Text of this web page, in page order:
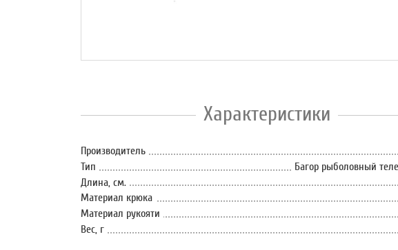
Характеристики
Производитель
Тип
Багор рыболовный
Длина, см.
Материал крюка
Материал рукояти
Вес, г